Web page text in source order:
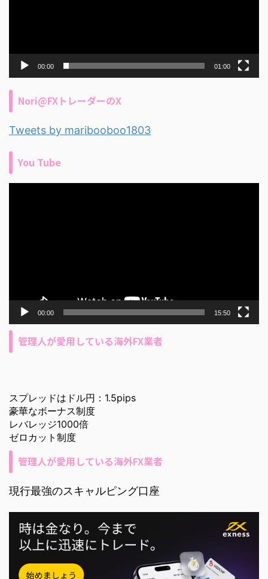
00:00 01:00
Nori@FXトレーダーのX
Tweets by maribooboo1803
You Tube
00:00 15:50
管理人が愛用している海外FX業者
スプレッドはドル円：1.5pips
豪華なボーナス制度
レバレッジ1000倍
ゼロカット制度
管理人が愛用している海外FX業者
現行最強のスキャルピング口座